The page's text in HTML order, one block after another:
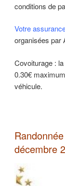
conditions de
Votre
organisées par
Covoiturage :
0.30€
véhicule.
décembre